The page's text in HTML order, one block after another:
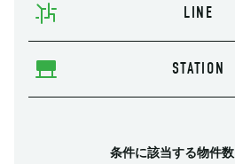
LINE
STATION
条件に該当する物件数